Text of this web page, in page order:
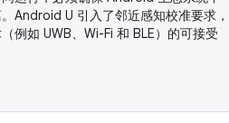
Android U 引入了邻近感知校准要求，
例如 UWB、Wi-Fi 和 BLE）的可接受